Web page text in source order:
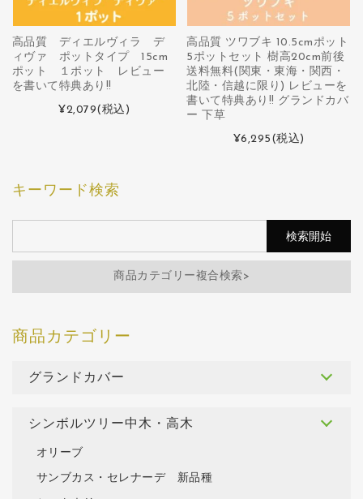
高品質 ディエルヴィラ デ
ィヴァ ポットタイプ 15cm
ポット １ポット レビュー
を書いて特典あり!!
¥2,079(税込)
高品質 ツワブキ 10.5cmポット
5ポットセット 樹高20cm前後
送料無料(関東・東海・関西・
北陸・信越に限り) レビューを
書いて特典あり!! グランドカバ
ー 下草
¥6,295 (税込)
キーワード検索
商品カテゴリー複合検索>
グランドカバー
シンボルツリー中木・高木
オリーブ
サンブカス・セレナーデ 新品種